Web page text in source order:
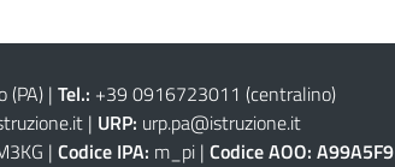
(PA)| Tel.: +39 0916723011 (centralino)
| URP: urp.pa@istruzione.it
| Codice IPA: m_pi | Codice AOO: A99A5F9